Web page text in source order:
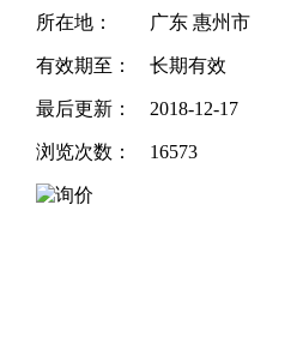
所在地： 广东 惠州市
有效期至： 长期有效
最后更新： 2018-12-17
浏览次数： 16573